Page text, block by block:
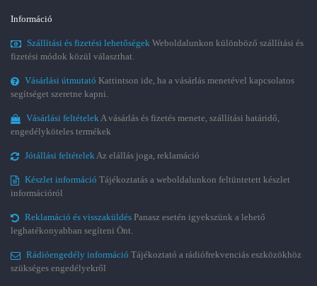
Információ
Szállítási és fizetési lehetőségek Weboldalunkon különböző szállítási és
fizetési módok közül választhat.
Vásárlási útmutató Kattintson ide, ha a vásárlás menetével kapcsolatos
segítséget szeretne kapni.
Vásárlási feltételekA vásárlás és fizetés menete, szállítási határidő,
engedélyköteles termékek
Jótállási feltételekAz elállás joga, reklamáció
Készlet információ Tájékoztatás a weboldalunkon feltüntetett készlet
információról
Reklamáció és visszaküldés Panasz esetén igyekszünk a lehető
leghatékonyabban segíteni Önt.
Rádióengedély információ Tájékoztató a rádiófrekvenciás eszközökhöz
szükséges engedélyekről